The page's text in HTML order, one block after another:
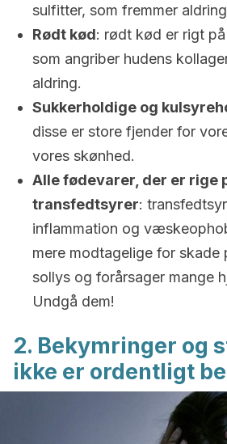
sulfitter, som fremmer
Rødt kød: rødt kød er rigt
som angriber hudens
aldring.
Sukkerholdige og
disse er store fjender for
vores skønhed.
Alle fødevarer, der er rige
transfedtsyrer:
inflammation og
mere modtagelige for skade
sollys og forårsager mange
Undgå dem!
2. Bekymringer og
ikke er ordentligt